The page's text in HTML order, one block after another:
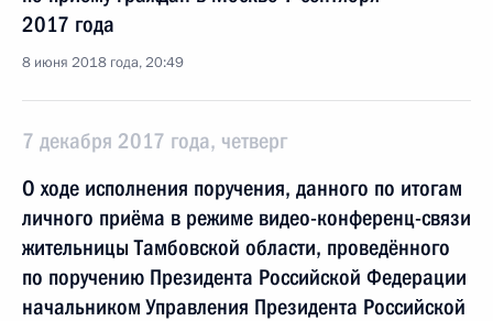
2017 года
8 июня 2018 года, 20:49
7 декабря 2017 года, четверг
О ходе исполнения поручения, данного по итогам
личного приёма в режиме видео-конференц-связи
жительницы Тамбовской области, проведённого
по поручению Президента Российской Федерации
начальником Управления Президента Российской